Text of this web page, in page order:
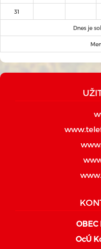
31
Dnes je
OBEC
OcÚ